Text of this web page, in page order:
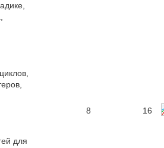
для
8 16